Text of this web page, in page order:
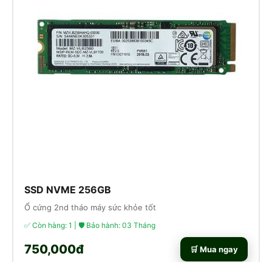
SSD NVME 256GB
Ổ cứng 2nd tháo máy sức khỏe tốt
✅ Còn hàng: 1 | 🛡 Bảo hành: 03 Tháng
750,000đ 🛒 Mua ngay